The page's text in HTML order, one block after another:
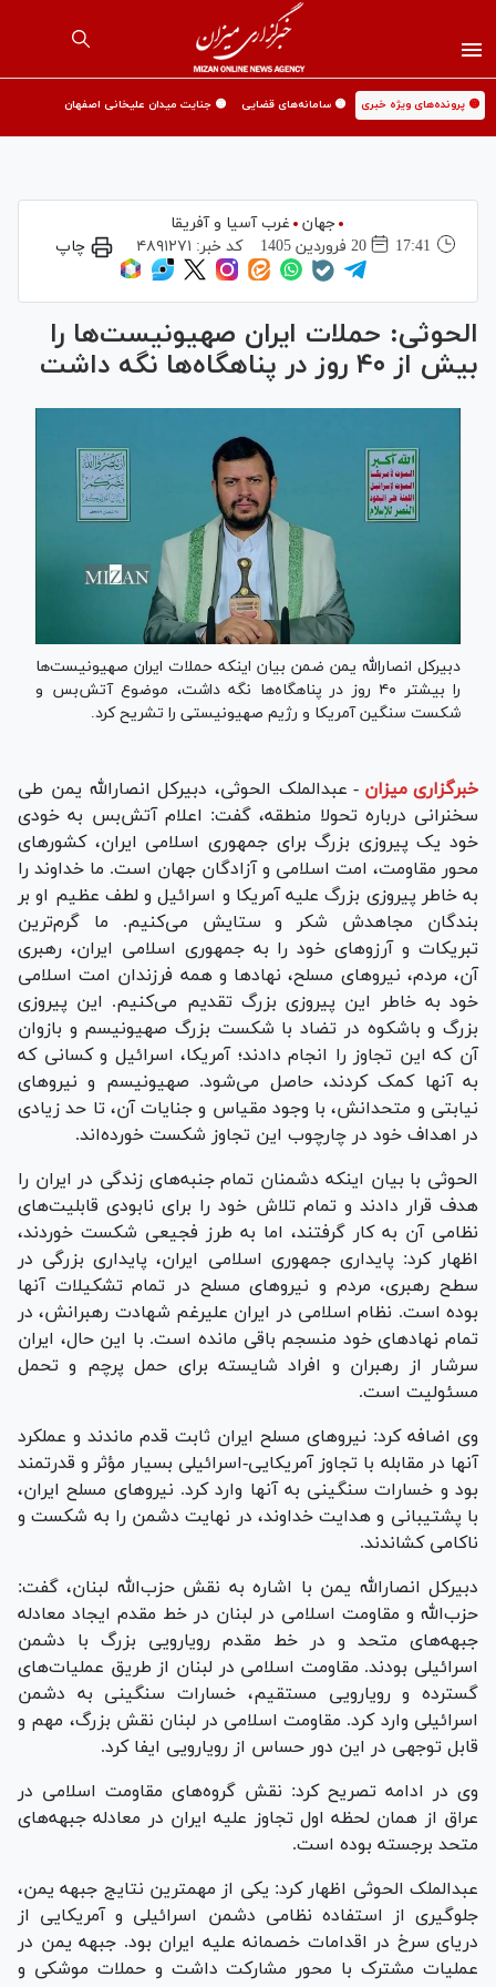
🟡 پرونده‌های ویژه خبری 🟡 سامانه‌های قضایی 🟡 جنایت میدان علیخانی اصفهان
جهان
غرب آسیا و آفریقا
17:41
20 فروردين 1405 کد خبر: ۴۸۹۱۲۷۱ چاپ
الحوثی: حملات ایران صهیونیست‌ها را
بیش از ۴۰ روز در پناهگاه‌ها نگه داشت
دبیرکل انصارالله یمن ضمن بیان اینکه حملات ایران صهیونیست‌ها
را بیشتر ۴۰ روز در پناهگاه‌ها نگه داشت، موضوع آتش‌بس و
شکست سنگین آمریکا و رژیم صهیونیستی را تشریح کرد.
خبرگزاری میزان - عبدالملک الحوثی، دبیرکل انصارالله یمن طی
سخنرانی درباره تحولا منطقه، گفت: اعلام آتش‌بس به خودی
خود یک پیروزی بزرگ برای جمهوری اسلامی ایران، کشور‌های
محور مقاومت، امت اسلامی و آزادگان جهان است. ما خداوند را
به خاطر پیروزی بزرگ علیه آمریکا و اسرائیل و لطف عظیم او بر
بندگان مجاهدش شکر و ستایش می‌کنیم. ما گرم‌ترین
تبریکات و آرزو‌های خود را به جمهوری اسلامی ایران، رهبری
آن، مردم، نیرو‌های مسلح، نهاد‌ها و همه فرزندان امت اسلامی
خود به خاطر این پیروزی بزرگ تقدیم می‌کنیم. این پیروزی
بزرگ و باشکوه در تضاد با شکست بزرگ صهیونیسم و بازوان
آن که این تجاوز را انجام دادند؛ آمریکا، اسرائیل و کسانی که
به آنها کمک کردند، حاصل می‌شود. صهیونیسم و نیرو‌های
نیابتی و متحدانش، با وجود مقیاس و جنایات آن، تا حد زیادی
در اهداف خود در چارچوب این تجاوز شکست خورده‌اند.
الحوثی با بیان اینکه دشمنان تمام جنبه‌های زندگی در ایران را
هدف قرار دادند و تمام تلاش خود را برای نابودی قابلیت‌های
نظامی آن به کار گرفتند، اما به طرز فجیعی شکست خوردند،
اظهار کرد: پایداری جمهوری اسلامی ایران، پایداری بزرگی در
سطح رهبری، مردم و نیرو‌های مسلح در تمام تشکیلات آنها
بوده است. نظام اسلامی در ایران علیرغم شهادت رهبرانش، در
تمام نهاد‌های خود منسجم باقی مانده است. با این حال، ایران
سرشار از رهبران و افراد شایسته برای حمل پرچم و تحمل
مسئولیت است.
وی اضافه کرد: نیرو‌های مسلح ایران ثابت قدم ماندند و عملکرد
آنها در مقابله با تجاوز آمریکایی-اسرائیلی بسیار مؤثر و قدرتمند
بود و خسارات سنگینی به آنها وارد کرد. نیرو‌های مسلح ایران،
با پشتیبانی و هدایت خداوند، در نهایت دشمن را به شکست و
ناکامی کشاندند.
دبیرکل انصارالله یمن با اشاره به نقش حزب‌الله لبنان، گفت:
حزب‌الله و مقاومت اسلامی در لبنان در خط مقدم ایجاد معادله
جبهه‌های متحد و در خط مقدم رویارویی بزرگ با دشمن
اسرائیلی بودند. مقاومت اسلامی در لبنان از طریق عملیات‌های
گسترده و رویارویی مستقیم، خسارات سنگینی به دشمن
اسرائیلی وارد کرد. مقاومت اسلامی در لبنان نقش بزرگ، مهم و
قابل توجهی در این دور حساس از رویارویی ایفا کرد.
وی در ادامه تصریح کرد: نقش گروه‌های مقاومت اسلامی در
عراق از همان لحظه اول تجاوز علیه ایران در معادله جبهه‌های
متحد برجسته بوده است.
عبدالملک الحوثی اظهار کرد: یکی از مهمترین نتایج جبهه یمن،
جلوگیری از استفاده نظامی دشمن اسرائیلی و آمریکایی از
دریای سرخ در اقدامات خصمانه علیه ایران بود. جبهه یمن در
عملیات مشترک با محور مشارکت داشت و حملات موشکی و